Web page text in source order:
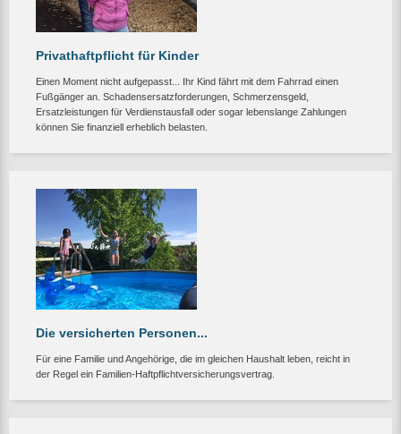
Privathaftpflicht für Kinder
Einen Moment nicht aufgepasst... Ihr Kind fährt mit dem Fahrrad einen
Fußgänger an. Schadensersatzforderungen, Schmerzensgeld,
Ersatzleistungen für Verdienstausfall oder sogar lebenslange Zahlungen
können Sie finanziell erheblich belasten.
Die versicherten Personen...
Für eine Familie und Angehörige, die im gleichen Haushalt leben, reicht in
der Regel ein Familien-Haftpflichtversicherungsvertrag.